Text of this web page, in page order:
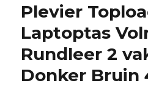
Plevier
Laptoptas
Rundleer 2
Donker Bruin